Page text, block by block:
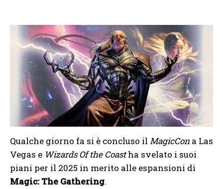
Qualche giorno fa si è concluso il MagicCon a Las
Vegas e Wizards Of the Coastha svelato i suoi
piani per il 2025 in merito alle espansioni di
Magic: The Gathering.